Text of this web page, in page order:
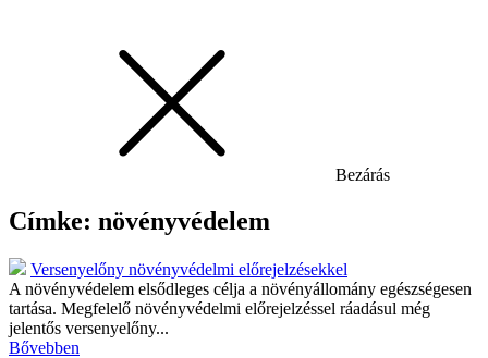
Bezárás
Címke: növényvédelem
Versenyelőny növényvédelmi előrejelzésekkel
A növényvédelem elsődleges célja a növényállomány egészségesen
tartása. Megfelelő növényvédelmi előrejelzéssel ráadásul még
jelentős versenyelőny...
Bővebben